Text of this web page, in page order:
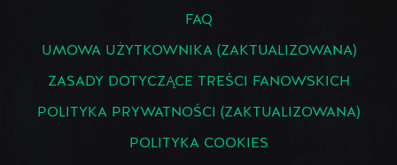
FAQ
UMOWA UŻYTKOWNIKA (ZAKTUALIZOWANA)
ZASADY DOTYCZĄCE TREŚCI FANOWSKICH
POLITYKA PRYWATNOŚCI (ZAKTUALIZOWANA)
POLITYKA COOKIES